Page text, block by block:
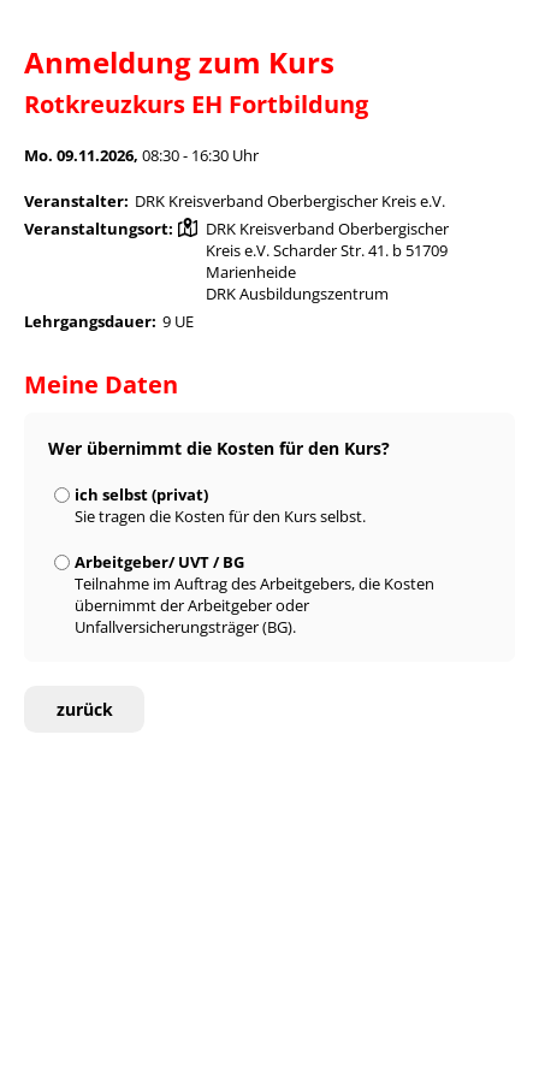
Anmeldung zum Kurs
Rotkreuzkurs EH Fortbildung
Mo. 09.11.2026, 08:30 - 16:30 Uhr
Veranstalter: DRK Kreisverband Oberbergischer Kreis e.V.
Veranstaltungsort:
DRK Kreisverband Oberbergischer
Kreis e.V. Scharder Str. 41. b 51709
Marienheide
DRK Ausbildungszentrum
Lehrgangsdauer: 9 UE
Meine Daten
Wer übernimmt die Kosten für den Kurs?
ich selbst (privat)
Sie tragen die Kosten für den Kurs selbst.
Arbeitgeber/ UVT / BG
Teilnahme im Auftrag des Arbeitgebers, die Kosten
übernimmt der Arbeitgeber oder
Unfallversicherungsträger (BG).
zurück